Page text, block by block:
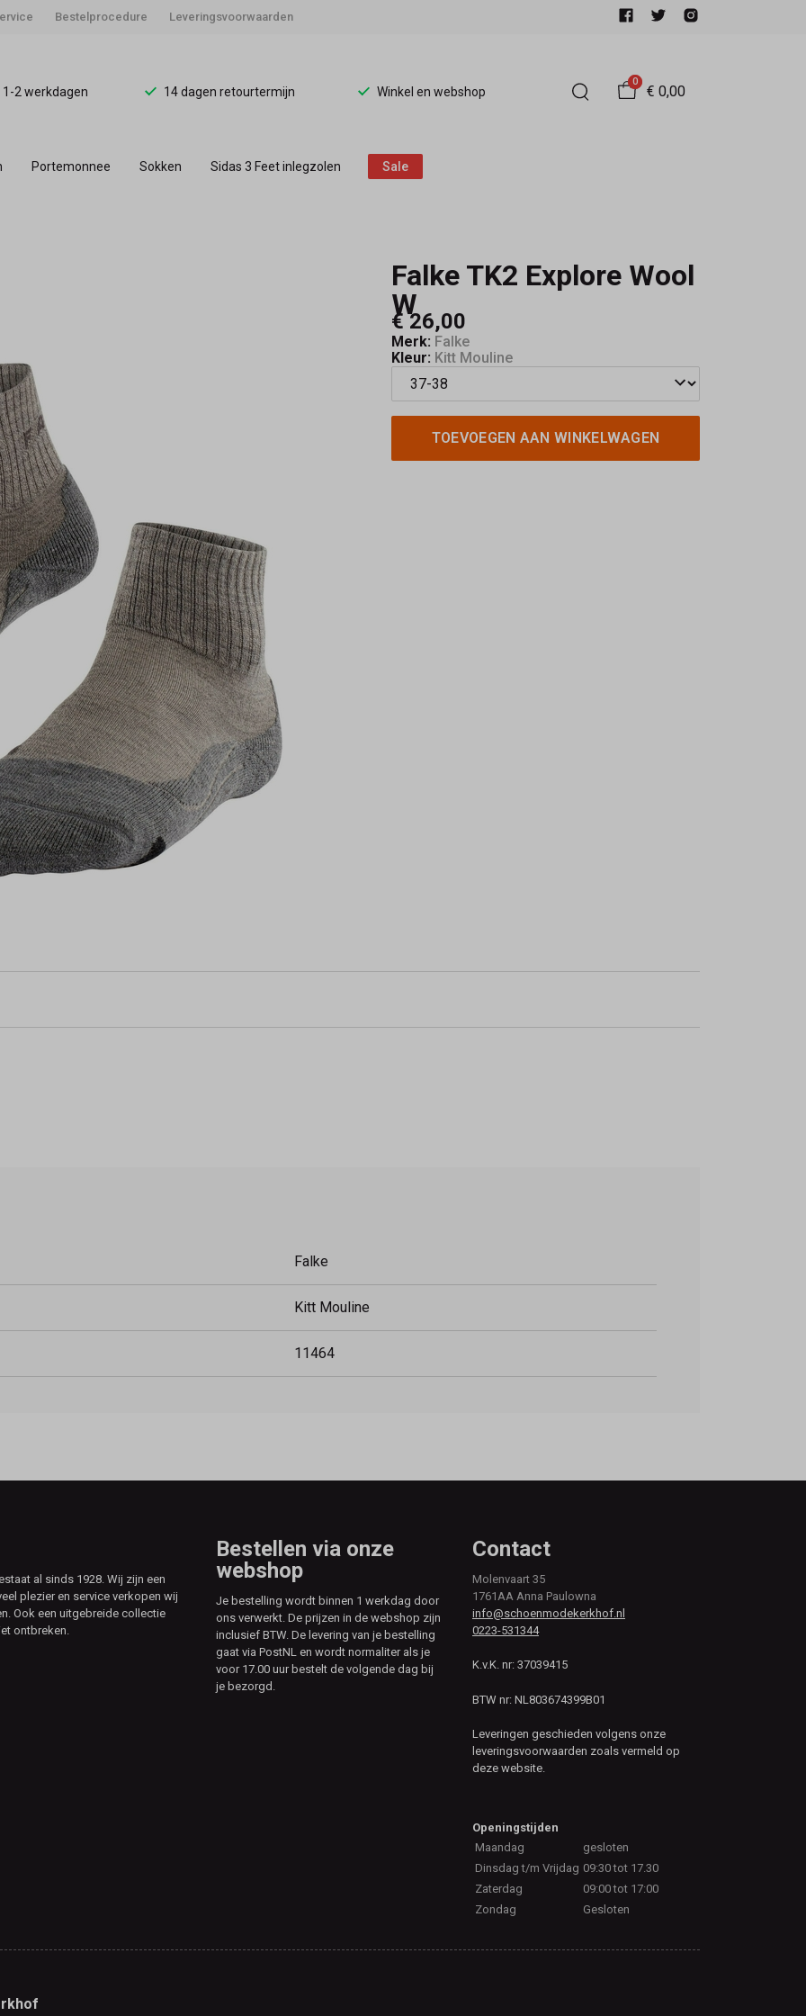
Bestelprocedure Leveringsvoorwaarden
1-2 werkdagen 14 dagen retourtermijn Winkel en webshop
0
€ 0,00
Portemonnee Sokken Sidas 3 Feet inlegzolen Sale
Falke TK2 Explore Wool
W
€ 26,00
Merk: Falke
Kleur: Kitt Mouline
TOEVOEGEN AAN WINKELWAGEN
Falke
Kitt Mouline
11464
al sinds 1928. Wij zijn een
plezier en service verkopen wij
Ook een uitgebreide collectie
ontbreken.
Bestellen via onze
webshop
Je bestelling wordt binnen 1 werkdag door
ons verwerkt. De prijzen in de webshop zijn
inclusief BTW. De levering van je bestelling
gaat via PostNL en wordt normaliter als je
voor 17.00 uur bestelt de volgende dag bij
je bezorgd.
Contact
Molenvaart 35
1761AA Anna Paulowna
info@schoenmodekerkhof.nl
0223-531344
K.v.K. nr: 37039415
BTW nr: NL803674399B01
Leveringen geschieden volgens onze
leveringsvoorwaarden zoals vermeld op
deze website.
Openingstijden
Maandag
gesloten
Dinsdag t/m Vrijdag 09:30 tot 17.30
Zaterdag
09:00 tot 17:00
Zondag
Gesloten